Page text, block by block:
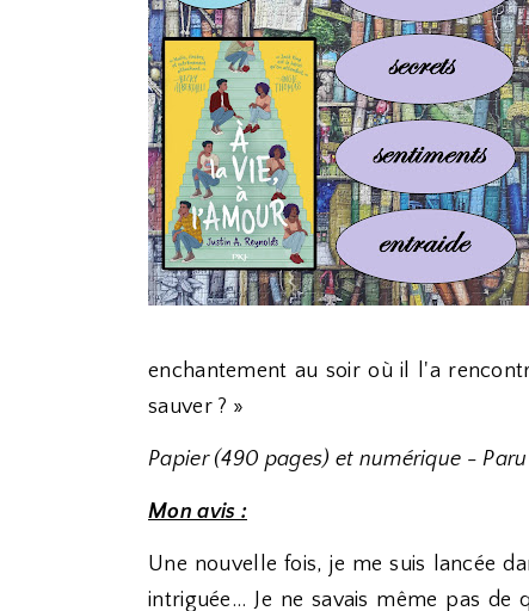
enchantement au soir où il l'a
sauver ? »
Papier (490 pages) et numérique -
Mon avis :
Une nouvelle fois, je me suis lancée
intriguée... Je ne savais même pas